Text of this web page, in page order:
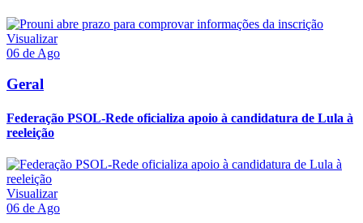
Visualizar
06 de Ago
Geral
Federação PSOL-Rede oficializa apoio à candidatura de Lula à
reeleição
Visualizar
06 de Ago